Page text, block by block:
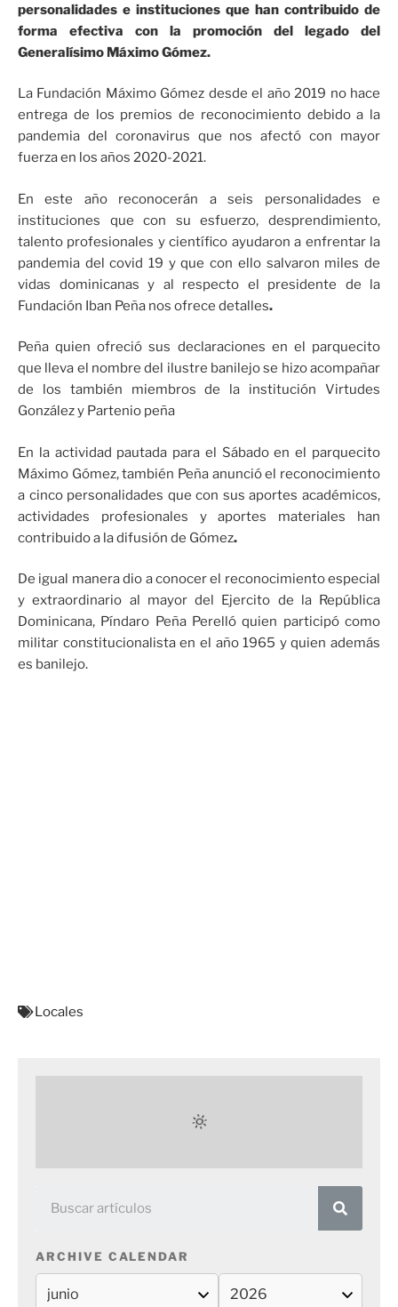
personalidades e instituciones que han contribuido de
forma efectiva con la promoción del legado del
Generalísimo Máximo Gómez.
La Fundación Máximo Gómez desde el año 2019 no hace
entrega de los premios de reconocimiento debido a la
pandemia del coronavirus que nos afectó con mayor
fuerza en los años 2020-2021.
En este año reconocerán a seis personalidades e
instituciones que con su esfuerzo, desprendimiento,
talento profesionales y científico ayudaron a enfrentar la
pandemia del covid 19 y que con ello salvaron miles de
vidas dominicanas y al respecto el presidente de la
Fundación Iban Peña nos ofrece detalles.
Peña quien ofreció sus declaraciones en el parquecito
que lleva el nombre del ilustre banilejo se hizo acompañar
de los también miembros de la institución Virtudes
González y Partenio peña
En la actividad pautada para el Sábado en el parquecito
Máximo Gómez, también Peña anunció el reconocimiento
a cinco personalidades que con sus aportes académicos,
actividades profesionales y aportes materiales han
contribuido a la difusión de Gómez.
De igual manera dio a conocer el reconocimiento especial
y extraordinario al mayor del Ejercito de la República
Dominicana, Píndaro Peña Perelló quien participó como
militar constitucionalista en el año 1965 y quien además
es banilejo.
Locales
ARCHIVE CALENDAR